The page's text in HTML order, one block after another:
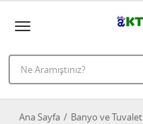
Ana Sayfa Banyo ve Tuvalet